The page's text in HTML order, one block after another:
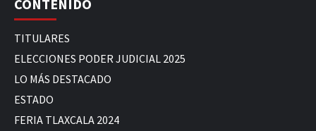
CONTENIDO
TITULARES
ELECCIONES PODER JUDICIAL 2025
LO MÁS DESTACADO
ESTADO
FERIA TLAXCALA 2024